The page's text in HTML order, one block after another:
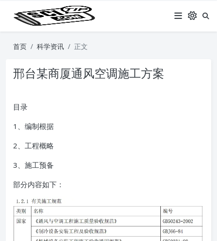
首页 科学资讯 正文
邢台某商厦通风空调施工方案
目录
1、编制根据
2、工程概略
3、施工预备
部分内容如下：